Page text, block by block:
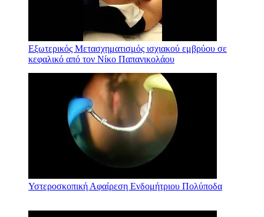
Εξωτερικός Μετασχηματισμός ισχιακού εμβρύου σε
κεφαλικό από τον Νίκο Παπανικολάου
Υστεροσκοπική Αφαίρεση Ενδομήτριου Πολύποδα